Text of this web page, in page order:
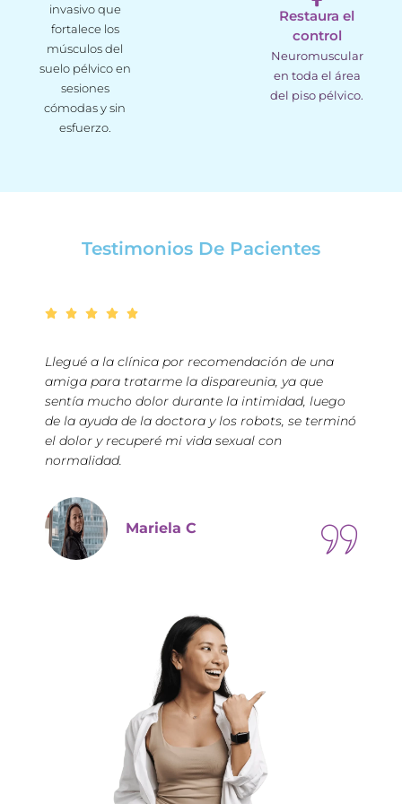
invasivo que
fortalece los
músculos del
suelo pélvico en
sesiones
cómodas y sin
esfuerzo.
Restaura el
control
Neuromuscular
en toda el área
del piso pélvico.
Testimonios De Pacientes
Llegué a la clínica por recomendación de una
amiga para tratarme la dispareunia, ya que
sentía mucho dolor durante la intimidad, luego
de la ayuda de la doctora y los robots, se terminó
el dolor y recuperé mi vida sexual con
normalidad.
Mariela C